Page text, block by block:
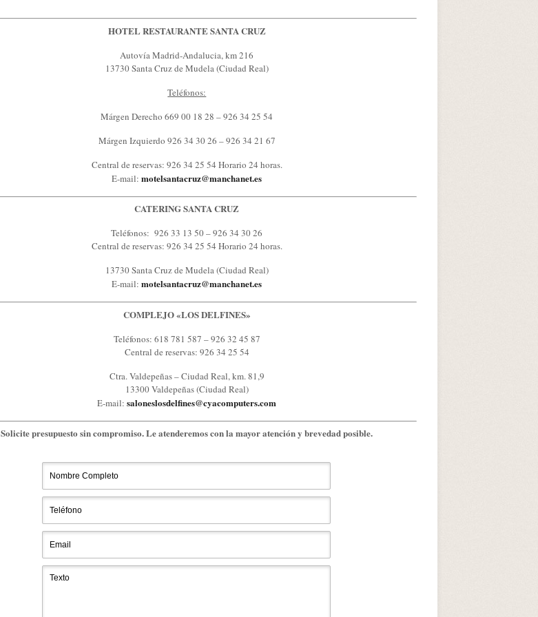
HOTEL RESTAURANTE SANTA CRUZ
Autovía Madrid-Andalucia, km 216
13730 Santa Cruz de Mudela (Ciudad Real)
Teléfonos:
Márgen Derecho 669 00 18 28 – 926 34 25 54
Márgen Izquierdo 926 34 30 26 – 926 34 21 67
Central de reservas: 926 34 25 54 Horario 24 horas.
E-mail:motelsantacruz@manchanet.es
CATERING SANTA CRUZ
Teléfonos: 926 33 13 50 – 926 34 30 26
Central de reservas: 926 34 25 54 Horario 24 horas.
13730 Santa Cruz de Mudela (Ciudad Real)
E-mail:motelsantacruz@manchanet.es
COMPLEJO «LOS DELFINES»
Teléfonos: 618 781 587 – 926 32 45 87
Central de reservas: 926 34 25 54
Ctra. Valdepeñas – Ciudad Real, km. 81,9
13300 Valdepeñas (Ciudad Real)
E-mail:saloneslosdelfines@cyacomputers.com
Solicite presupuesto sin compromiso. Le atenderemos con la mayor atención y brevedad posible.